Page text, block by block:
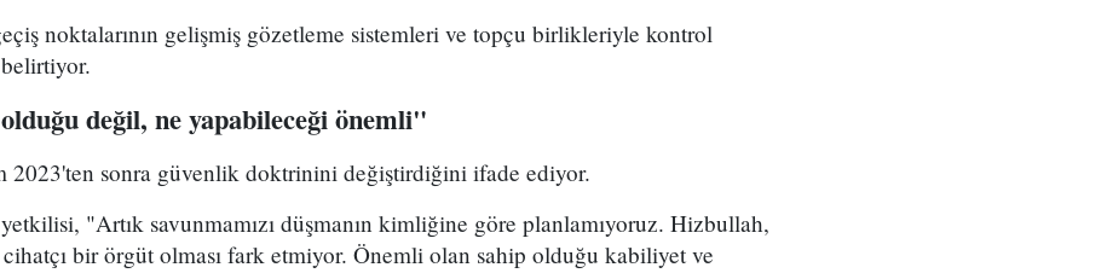
noktalarının gelişmiş gözetleme sistemleri ve topçu birlikleriyle kontrol
değil, ne yapabileceği önemli"
2023'ten sonra güvenlik doktrinini değiştirdiğini ifade ediyor.
"Artık savunmamızı düşmanın kimliğine göre planlamıyoruz. Hizbullah,
bir örgüt olması fark etmiyor. Önemli olan sahip olduğu kabiliyet ve